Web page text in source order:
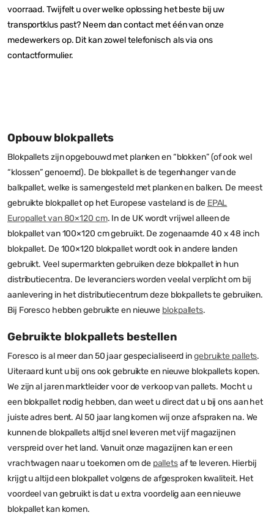
voorraad. Twijfelt u over welke oplossing het beste bij uw
transportklus past? Neem dan contact met één van onze
medewerkers op. Dit kan zowel telefonisch als via ons
contactformulier.
Opbouw blokpallets
Blokpallets zijn opgebouwd met planken en “blokken” (of ook wel
“klossen” genoemd). De blokpallet is de tegenhanger van de
balkpallet, welke is samengesteld met planken en balken. De meest
gebruikte blokpallet op het Europese vasteland is de EPAL
Europallet van 80×120 cm. In de UK wordt vrijwel alleen de
blokpallet van 100×120 cm gebruikt. De zogenaamde 40 x 48 inch
blokpallet. De 100×120 blokpallet wordt ook in andere landen
gebruikt. Veel supermarkten gebruiken deze blokpallet in hun
distributiecentra. De leveranciers worden veelal verplicht om bij
aanlevering in het distributiecentrum deze blokpallets te gebruiken.
Bij Foresco hebben gebruikte en nieuwe blokpallets.
Gebruikte blokpallets bestellen
Foresco is al meer dan 50 jaar gespecialiseerd ingebruikte pallets.
Uiteraard kunt u bij ons ook gebruikte en nieuwe blokpallets kopen.
We zijn al jaren marktleider voor de verkoop van pallets. Mocht u
een blokpallet nodig hebben, dan weet u direct dat u bij ons aan het
juiste adres bent. Al 50 jaar lang komen wij onze afspraken na. We
kunnen de blokpallets altijd snel leveren met vijf magazijnen
verspreid over het land. Vanuit onze magazijnen kan er een
vrachtwagen naar u toekomen om de palletsaf te leveren. Hierbij
krijgt u altijd een blokpallet volgens de afgesproken kwaliteit. Het
voordeel van gebruikt is dat u extra voordelig aan een nieuwe
blokpallet kan komen.